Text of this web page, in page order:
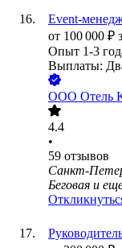
Event-
от 100 000 ₽
Опыт 1-3
Выплаты:
ООО Отель
4.4
•
59 отзывов
Санкт-
Беговая и